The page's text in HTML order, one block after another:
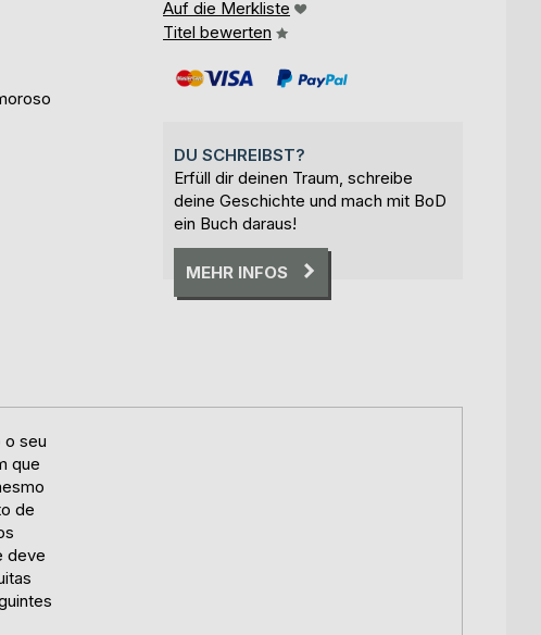
Auf die Merkliste
Titel bewerten
DU SCHREIBST?
Erfüll dir deinen Traum, schreibe
deine Geschichte und mach mit BoD
ein Buch daraus!
MEHR INFOS
o seu
que
de
deve